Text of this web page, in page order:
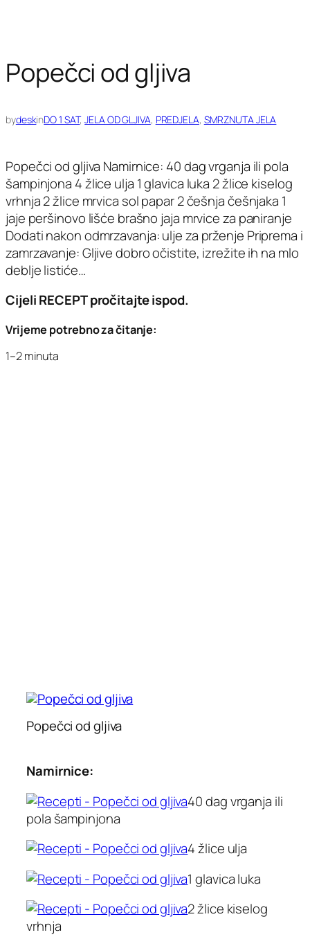
Popečci od gljiva
bydeskinDO 1 SAT, JELA OD GLJIVA, PREDJELA, SMRZNUTA JELA
Popečci od gljiva Namirnice: 40 dag vrganja ili pola
šampinjona 4 žlice ulja 1 glavica luka 2 žlice kiselog
vrhnja 2 žlice mrvica sol papar 2 češnja češnjaka 1
jaje peršinovo lišće brašno jaja mrvice za paniranje
Dodati nakon odmrzavanja: ulje za prženje Priprema i
zamrzavanje: Gljive dobro očistite, izrežite ih na mlo
deblje listiće…
Cijeli RECEPT pročitajte ispod.
Vrijeme potrebno za čitanje:
1–2 minuta
Popečci od gljiva
Namirnice:
40 dag vrganja ili
pola šampinjona
4 žlice ulja
1 glavica luka
2 žlice kiselog
vrhnja